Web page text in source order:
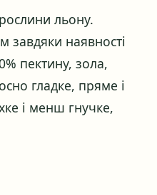
льону.
завдяки наявності
пектину, зола,
гладке, пряме і
і менш гнучке,